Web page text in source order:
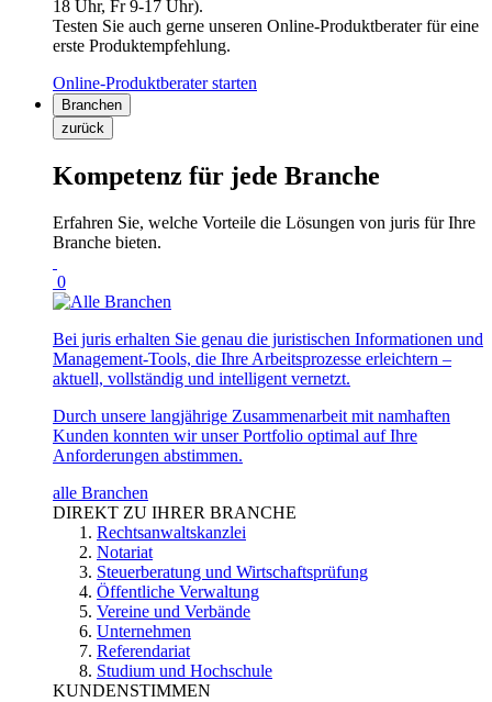
18 Uhr, Fr 9-17 Uhr).
Testen Sie auch gerne unseren Online-Produktberater für eine
erste Produktempfehlung.
Online-Produktberater starten
Branchen
zurück
Kompetenz für jede Branche
Erfahren Sie, welche Vorteile die Lösungen von juris für Ihre
Branche bieten.
0
Bei juris erhalten Sie genau die juristischen Informationen und
Management-Tools, die Ihre Arbeitsprozesse erleichtern –
aktuell, vollständig und intelligent vernetzt.
Durch unsere langjährige Zusammenarbeit mit namhaften
Kunden konnten wir unser Portfolio optimal auf Ihre
Anforderungen abstimmen.
alle Branchen
DIREKT ZU IHRER BRANCHE
Rechtsanwaltskanzlei
Notariat
Steuerberatung und Wirtschaftsprüfung
Öffentliche Verwaltung
Vereine und Verbände
Unternehmen
Referendariat
Studium und Hochschule
KUNDENSTIMMEN